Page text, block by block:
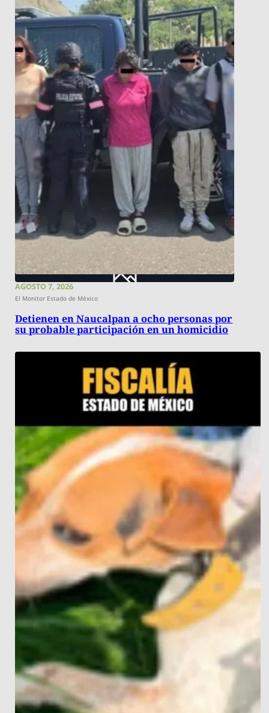
AGOSTO 7, 2026
El Monitor Estado de México
Detienen en Naucalpan a ocho personas por
su probable participación en un homicidio